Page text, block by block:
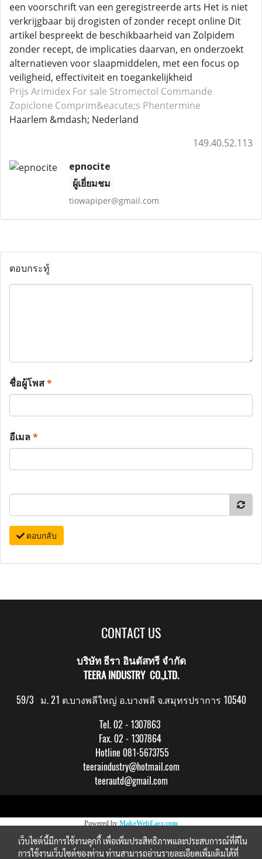
een voorschrift van een geregistreerde arts Het is niet
verkrijgbaar bij drogisten of zonder recept online Dit
artikel bespreekt de beschikbaarheid van Zolpidem
zonder recept, de implicaties daarvan, en onderzoekt
alternatieven voor slaapmiddelen, met een focus op
veiligheid, effectiviteit en toegankelijkheid
Prijs Arimidex For sale Stromectol Commande
Zopiclone Comprim&eacute;s Phentermine
Haarlem &mdash; Nederland
149.40.52.113
epnocite
ผู้เยี่ยมชม
tiowapiper@gmail.com
ตอบกระทู้
ชื่อผู้โพส*
อีเมล*
ตอบกลับ
CONTACT US
บริษัท ธีรา อินดัสทรี จำกัด
TEERA INDUSTRY CO.,LTD.
59/3 ม. 21 ต.บางพลีใหญ่ อ.บางพลี จ.สมุทรปราการ 10540
Tel. 02 - 1307863
Fax. 02 - 1307864
Hotline 081-5673755
teeraindustry@hotmail.com
teerautd@gmail.com
Powered by MakeWebEasy.com
เว็บไซต์นี้มีการใช้งานคุกกี้ เพื่อเพิ่มประสิทธิภาพและประสบการณ์ที่ดีใน
การใช้งานเว็บไซต์ของท่าน ท่านสามารถอ่านรายละเอียดเพิ่มเติมได้ที่